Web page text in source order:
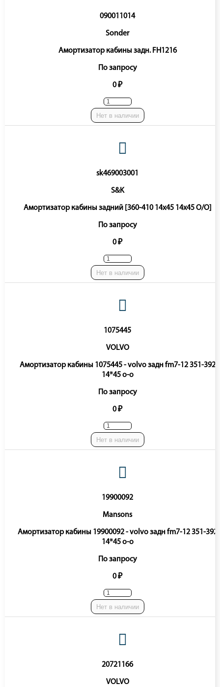
090011014
Sonder
Амортизатор кабины задн. FH1216
По запросу
0 ₽
Нет в наличии
sk469003001
S&K
Амортизатор кабины задний [360-410 14x45 14x45 O/O]
По запросу
0 ₽
Нет в наличии
1075445
VOLVO
Амортизатор кабины 1075445 - volvo задн fm7-12 351-392
14*45 o-o
По запросу
0 ₽
Нет в наличии
19900092
Mansons
Амортизатор кабины 19900092 - volvo задн fm7-12 351-392
14*45 o-o
По запросу
0 ₽
Нет в наличии
20721166
VOLVO